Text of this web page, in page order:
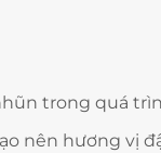
trong quá
nên hương vị